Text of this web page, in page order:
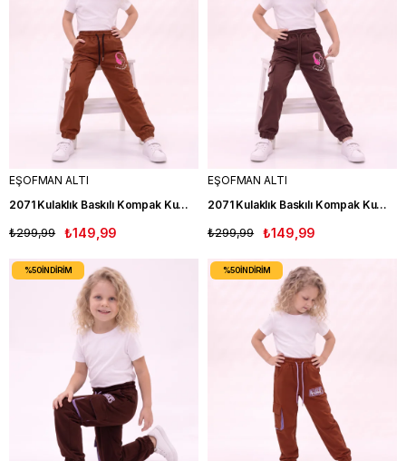
EŞOFMAN ALTI
2071 Kulaklık Baskılı Kompak Kumaş İki İplik Kız Çocuk Eşofman ALtı KRMT
₺149,99
₺299,99
EŞOFMAN ALTI
2071 Kulaklık Baskılı Kompak Kumaş İki İplik Kız Çocuk Eşofman ALtı KAHVE
₺149,99
₺299,99
%50İNDIRIM %50İNDIRIM